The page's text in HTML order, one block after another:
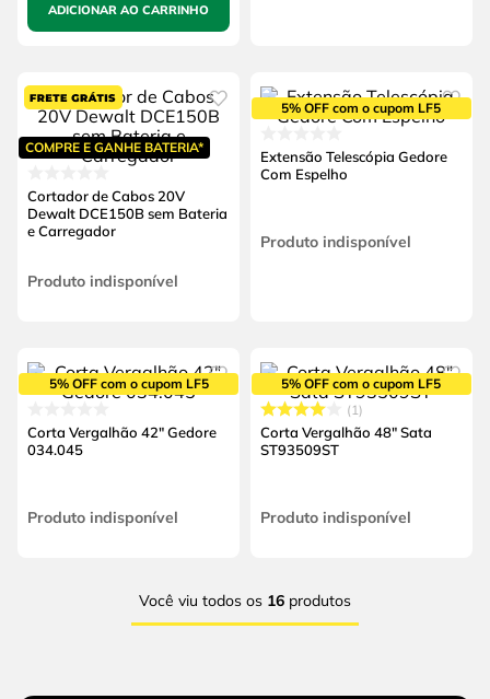
ADICIONAR AO CARRINHO
COMPRE E GANHE BATERIA*
Cortador de Cabos 20V
Dewalt DCE150B sem Bateria
e Carregador
Produto indisponível
5% OFF com o cupom LF5
Extensão Telescópia Gedore
Com Espelho
Produto indisponível
5% OFF com o cupom LF5
Corta Vergalhão 42" Gedore
034.045
Produto indisponível
5% OFF com o cupom LF5
1
Corta Vergalhão 48" Sata
ST93509ST
Produto indisponível
Você viu todos os 16 produtos